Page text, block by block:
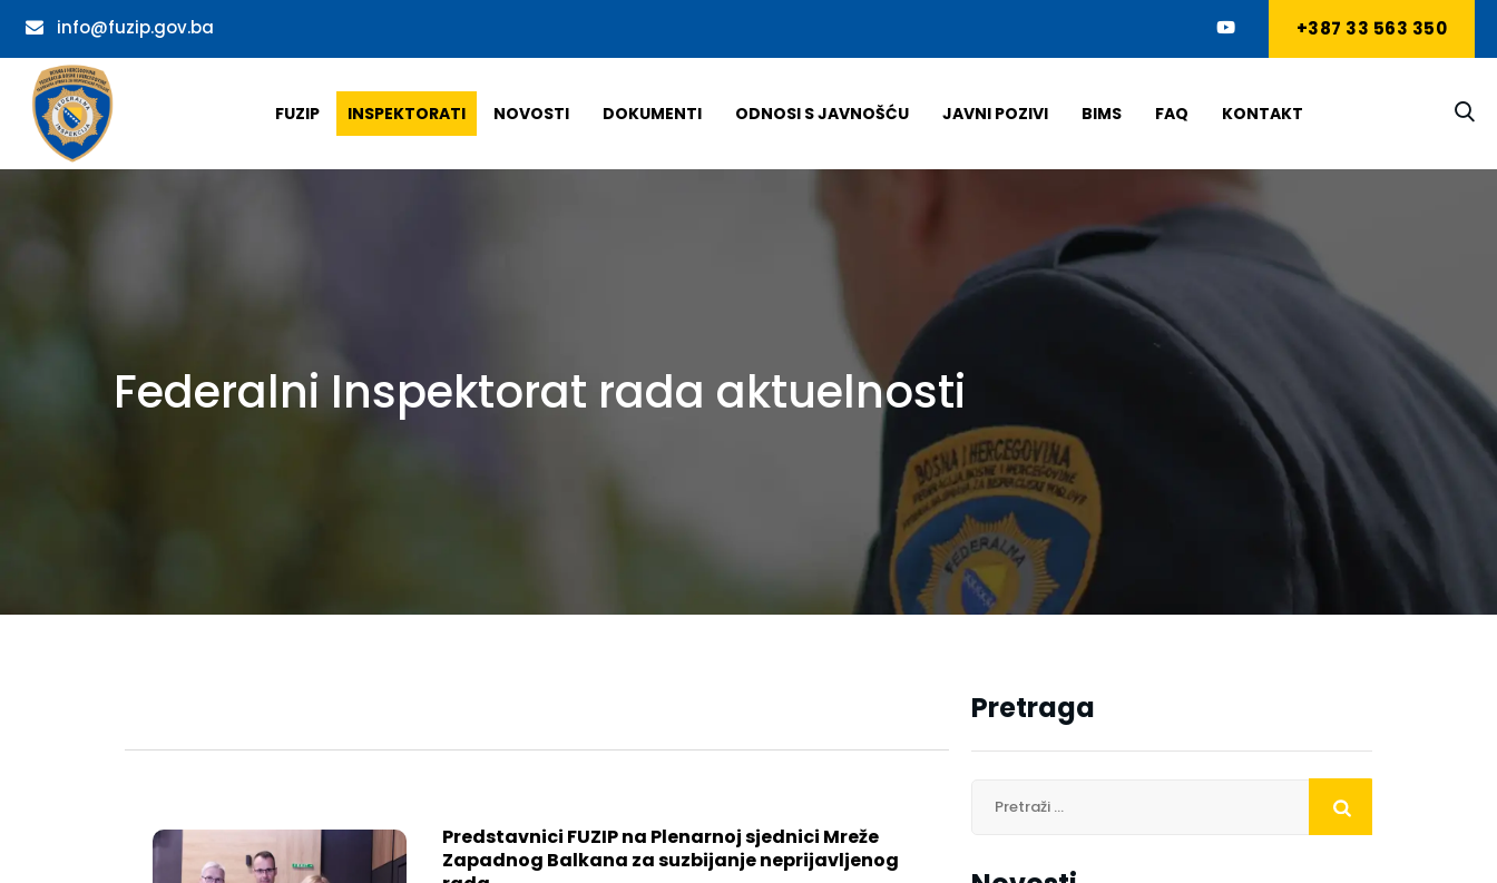
info@fuzip.gov.ba +387 33 563 350
FUZIP INSPEKTORATI NOVOSTI DOKUMENTI ODNOSI S JAVNOŠĆU JAVNI POZIVI BIMS FAQ KONTAKT
Federalni Inspektorat rada aktuelnosti
Predstavnici FUZIP na Plenarnoj sjednici Mreže
Zapadnog Balkana za suzbijanje neprijavljenog
Pretraga